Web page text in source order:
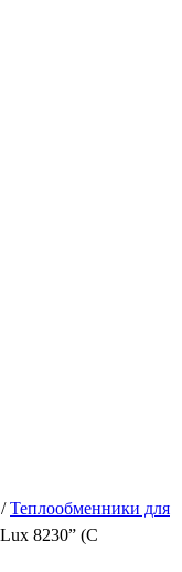
/Теплообменники для
8230” (С